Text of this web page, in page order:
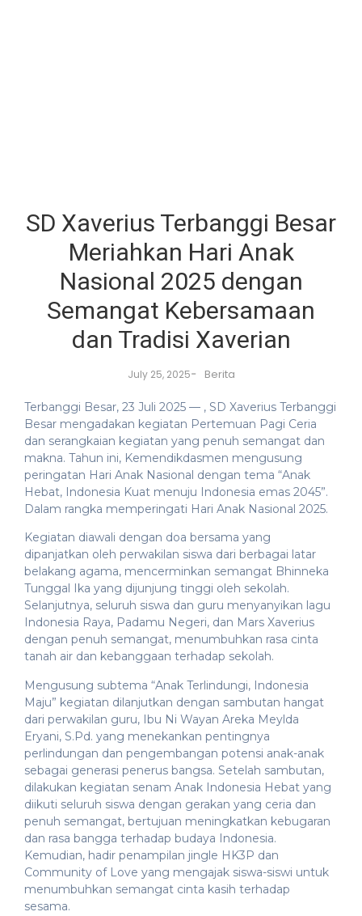
SD Xaverius Terbanggi Besar
Meriahkan Hari Anak
Nasional 2025 dengan
Semangat Kebersamaan
dan Tradisi Xaverian
July 25, 2025- Berita
Terbanggi Besar, 23 Juli 2025 — , SD Xaverius Terbanggi
Besar mengadakan kegiatan Pertemuan Pagi Ceria
dan serangkaian kegiatan yang penuh semangat dan
makna. Tahun ini, Kemendikdasmen mengusung
peringatan Hari Anak Nasional dengan tema “Anak
Hebat, Indonesia Kuat menuju Indonesia emas 2045”.
Dalam rangka memperingati Hari Anak Nasional 2025.
Kegiatan diawali dengan doa bersama yang
dipanjatkan oleh perwakilan siswa dari berbagai latar
belakang agama, mencerminkan semangat Bhinneka
Tunggal Ika yang dijunjung tinggi oleh sekolah.
Selanjutnya, seluruh siswa dan guru menyanyikan lagu
Indonesia Raya, Padamu Negeri, dan Mars Xaverius
dengan penuh semangat, menumbuhkan rasa cinta
tanah air dan kebanggaan terhadap sekolah.
Mengusung subtema “Anak Terlindungi, Indonesia
Maju” kegiatan dilanjutkan dengan sambutan hangat
dari perwakilan guru, Ibu Ni Wayan Areka Meylda
Eryani, S.Pd. yang menekankan pentingnya
perlindungan dan pengembangan potensi anak-anak
sebagai generasi penerus bangsa. Setelah sambutan,
dilakukan kegiatan senam Anak Indonesia Hebat yang
diikuti seluruh siswa dengan gerakan yang ceria dan
penuh semangat, bertujuan meningkatkan kebugaran
dan rasa bangga terhadap budaya Indonesia.
Kemudian, hadir penampilan jingle HK3P dan
Community of Love yang mengajak siswa-siswi untuk
menumbuhkan semangat cinta kasih terhadap
sesama.